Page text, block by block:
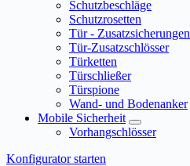
Schutzbeschläge
Schutzrosetten
Tür - Zusatzsicherungen
Tür-Zusatzschlösser
Türketten
Türschließer
Türspione
Wand- und Bodenanker
Mobile Sicherheit
Vorhangschlösser
Konfigurator starten